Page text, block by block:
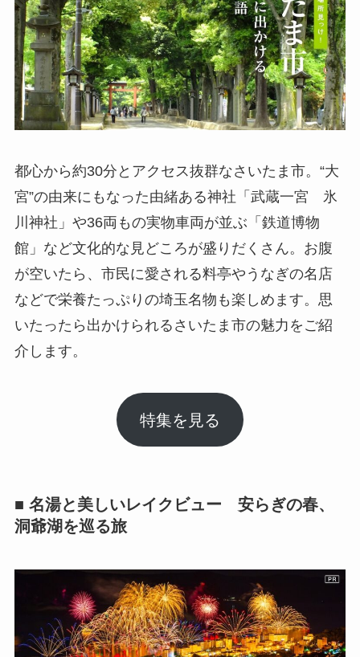
都心から約30分とアクセス抜群なさいたま市。“大
宮”の由来にもなった由緒ある神社「武蔵一宮 氷
川神社」や36両もの実物車両が並ぶ「鉄道博物
館」など文化的な見どころが盛りだくさん。お腹
が空いたら、市民に愛される料亭やうなぎの名店
などで栄養たっぷりの埼玉名物も楽しめます。思
いたったら出かけられるさいたま市の魅力をご紹
介します。
特集を見る
■ 名湯と美しいレイクビュー 安らぎの春、
洞爺湖を巡る旅